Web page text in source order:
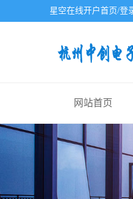
星空在线开户首页/登
网站首页